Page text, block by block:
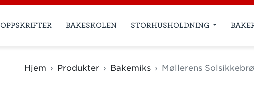
OPPSKRIFTER BAKESKOLEN STORHUSHOLDNING
Hjem Produkter Bakemiks Møllerens